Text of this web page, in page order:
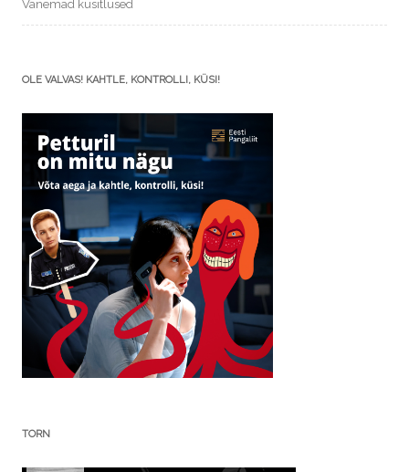
Vanemad küsitlused
OLE VALVAS! KAHTLE, KONTROLLI, KÜSI!
TORN